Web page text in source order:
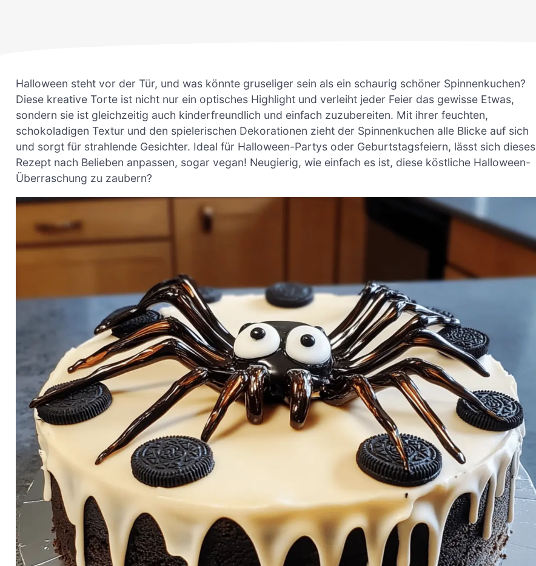
Halloween steht vor der Tür, und was könnte gruseliger sein als ein schaurig schöner Spinnenkuchen?
Diese kreative Torte ist nicht nur ein optisches Highlight und verleiht jeder Feier das gewisse Etwas,
sondern sie ist gleichzeitig auch kinderfreundlich und einfach zuzubereiten. Mit ihrer feuchten,
schokoladigen Textur und den spielerischen Dekorationen zieht der Spinnenkuchen alle Blicke auf sich
und sorgt für strahlende Gesichter. Ideal für Halloween-Partys oder Geburtstagsfeiern, lässt sich dieses
Rezept nach Belieben anpassen, sogar vegan! Neugierig, wie einfach es ist, diese köstliche Halloween-
Überraschung zu zaubern?